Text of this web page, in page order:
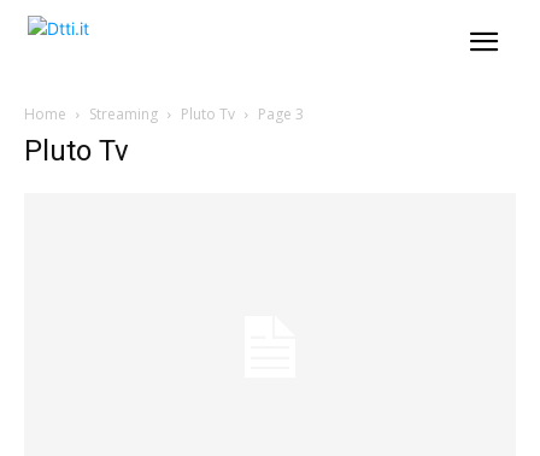
Home Streaming Pluto Tv Page 3
Pluto Tv